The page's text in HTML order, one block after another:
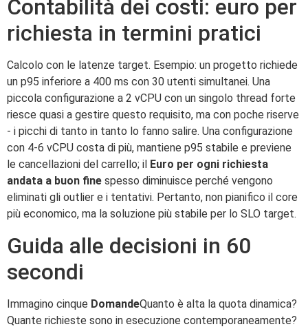
Contabilità dei costi: euro per
richiesta in termini pratici
Calcolo con le latenze target. Esempio: un progetto richiede
un p95 inferiore a 400 ms con 30 utenti simultanei. Una
piccola configurazione a 2 vCPU con un singolo thread forte
riesce quasi a gestire questo requisito, ma con poche riserve
- i picchi di tanto in tanto lo fanno salire. Una configurazione
con 4-6 vCPU costa di più, mantiene p95 stabile e previene
le cancellazioni del carrello; il Euro per ogni richiesta
andata a buon fine spesso diminuisce perché vengono
eliminati gli outlier e i tentativi. Pertanto, non pianifico il core
più economico, ma la soluzione più stabile per lo SLO target.
Guida alle decisioni in 60
secondi
Immagino cinque DomandeQuanto è alta la quota dinamica?
Quante richieste sono in esecuzione contemporaneamente?